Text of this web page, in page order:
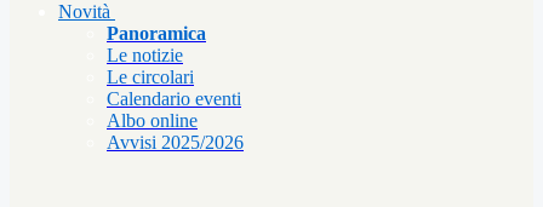
Novità
Panoramica
Le notizie
Le circolari
Calendario eventi
Albo online
Avvisi 2025/2026